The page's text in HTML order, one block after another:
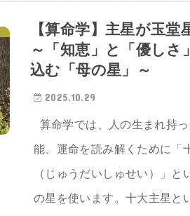
【算命学】主星が玉
～「知恵」と「優しさ
込む「母の星」～
2025.10.29
算命学では、人の生まれ持
能、運命を読み解くために「
（じゅうだいしゅせい）」と
の星を使います。十大主星と